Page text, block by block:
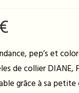
pep’s et
de collier DIANE,
grâce à sa